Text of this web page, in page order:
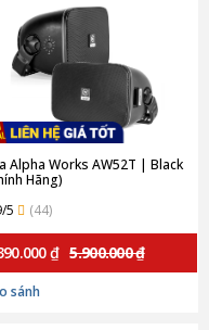
Alpha Works AW52T | Black
Hãng)
5
(44)
₫ 5.900.000 ₫
sánh